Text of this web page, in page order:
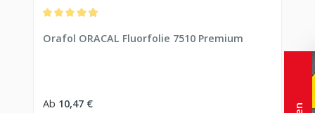
Orafol ORACAL Fluorfolie 7510 Premium
Regulärer Preis:
Ab 10,47 €